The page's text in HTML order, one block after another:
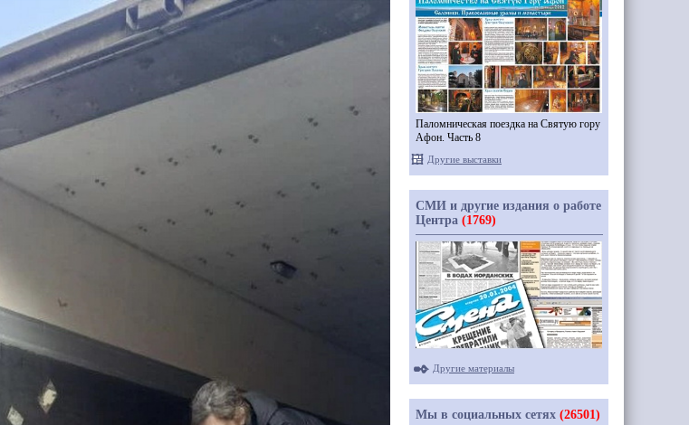
Паломническая поездка на Святую гору
Афон. Часть 8
Другие выставки
СМИ и другие издания о работе
Центра (1769)
Другие материалы
Мы в социальных сетях (26501)